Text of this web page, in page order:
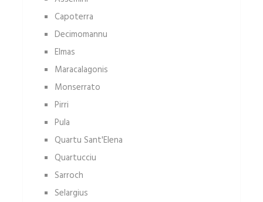
Capoterra
Decimomannu
Elmas
Maracalagonis
Monserrato
Pirri
Pula
Quartu Sant'Elena
Quartucciu
Sarroch
Selargius